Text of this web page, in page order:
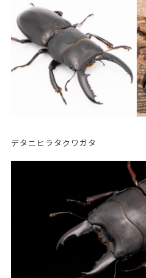
デタニヒラタクワガタ